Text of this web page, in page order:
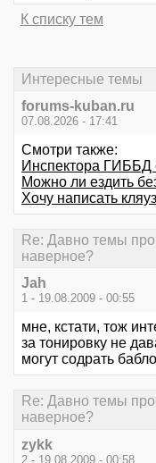
К списку тем
Интересные темы
forums-kuban.ru
07.08.2026 - 17:41
Смотри также:
Инспектора ГИББД
Можно ли ездить
Хочу написать
Re: Давно темы
наверное?
Jah
1 - 19.08.2009 - 00:55
мне, кстати, тож
за тонировку не
могут содрать
Re: Давно темы
наверное?
zykk
2 - 19.08.2009 - 00:58